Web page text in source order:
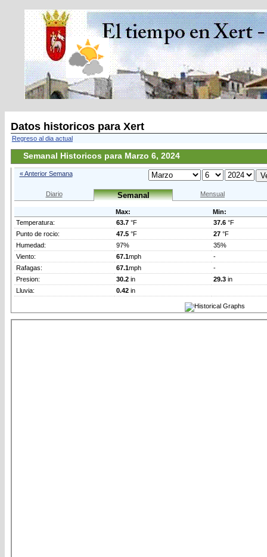
Datos historicos para Xert
Regreso al dia actual
Semanal Historicos para Marzo 6, 2024
« Anterior Semana
Diario Semanal Mensual
Max:
Min:
Temperatura:
63.7 °F 37.6 °F
Punto de rocio:
47.5 °F 27 °F
Humedad:
97%
35%
Viento:
67.1mph
-
Rafagas:
67.1mph
-
Presion:
30.2 in 29.3 in
Lluvia:
0.42 in